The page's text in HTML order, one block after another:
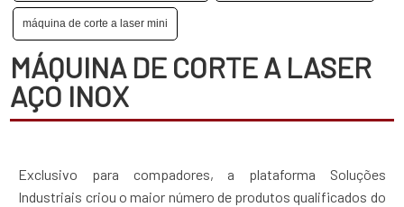
máquina de corte a laser mini
MÁQUINA DE CORTE A LASER
AÇO INOX
Exclusivo para compadores, a plataforma Soluções
Industriais criou o maior número de produtos qualificados do